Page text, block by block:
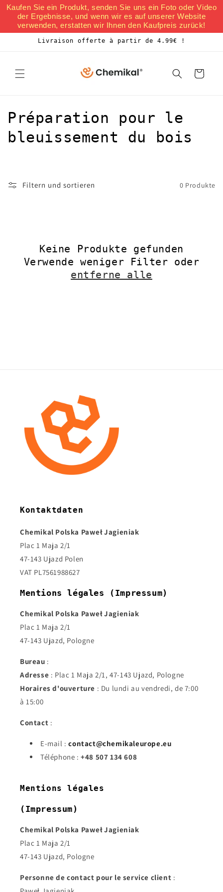
Kaufen Sie ein Produkt, senden Sie uns ein Foto oder Video
der Ergebnisse, und wenn wir es auf unserer Website
verwenden, erstatten wir Ihnen den Kaufpreis zurück!
zum
Inhalt
Livraison offerte à partir de 4.99€ !
Warenkorb
K
a
Préparation pour le
bleuissement du bois
Filtern und sortieren 0 Produkte
Keine Produkte gefunden
Verwende weniger Filter oder
entferne alle
Kontaktdaten
Chemikal Polska Paweł Jagieniak
Plac 1 Maja 2/1
47-143 Ujazd Polen
VAT PL7561988627
Mentions légales (Impressum)
Chemikal Polska Paweł Jagieniak
Plac 1 Maja 2/1
47-143 Ujazd, Pologne
Bureau :
Adresse : Plac 1 Maja 2/1, 47-143 Ujazd, Pologne
Horaires d'ouverture : Du lundi au vendredi, de 7:00
à 15:00
Contact :
E-mail :contact@chemikaleurope.eu
Téléphone :+48 507 134 608
Mentions légales
(Impressum)
Chemikal Polska Paweł Jagieniak
Plac 1 Maja 2/1
47-143 Ujazd, Pologne
Personne de contact pour le service client :